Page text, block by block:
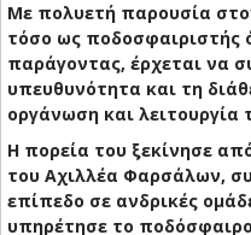
Με πολυετή παρουσία
τόσο ως ποδοσφαιριστής
παράγοντας, έρχεται να
υπευθυνότητα και τη
οργάνωση και λειτουργία
Η πορεία του ξεκίνησε
του Αχιλλέα Φαρσάλων,
επίπεδο σε ανδρικές
υπηρέτησε το